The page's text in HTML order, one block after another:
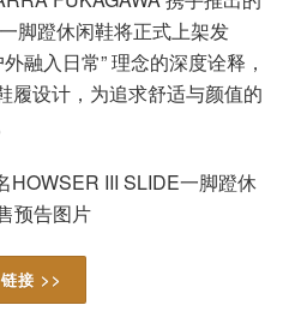
脚蹬休闲鞋将正式上架发
融入日常” 理念的深度诠释，
履设计，为追求舒适与颜值的
接 >>